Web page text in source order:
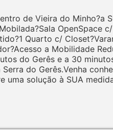
de Vieira do
OpenSpace
Quarto c/
a Mobilidade
do Gerês e a 30
do Gerês.Venha
uma solução à SUA